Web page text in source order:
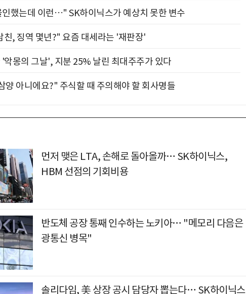
했는데 이런…" SK하이닉스가 예상치 못한 변수
친, 징역 몇년?" 요즘 대세라는 '재판장'
악몽의 그날', 지분 25% 날린 최대주주가 있다
양 아니에요?" 주식할 때 주의해야 할 회사명들
먼저 맺은 LTA, 손해로 돌아올까… SK하이닉스,
HBM 선점의 기회비용
반도체 공장 통째 인수하는 노키아… "메모리 다음은
광통신 병목"
솔리다임, 美 상장 공시 담당자 뽑는다… SK하이닉스